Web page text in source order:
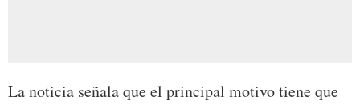
La noticia señala que el principal motivo tiene que